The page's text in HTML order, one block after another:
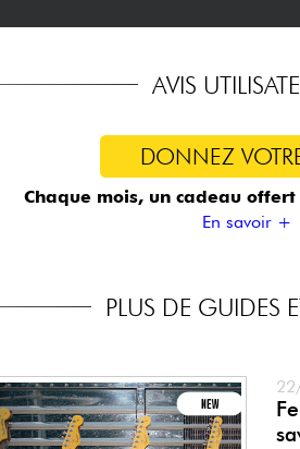
AVIS
DONNEZ
Chaque mois, un cadeau offert
En savoir +
PLUS DE GUIDES